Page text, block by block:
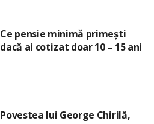
Ce pensie minimă primești
dacă ai cotizat doar 10 – 15 ani
Povestea lui George Chirilă,